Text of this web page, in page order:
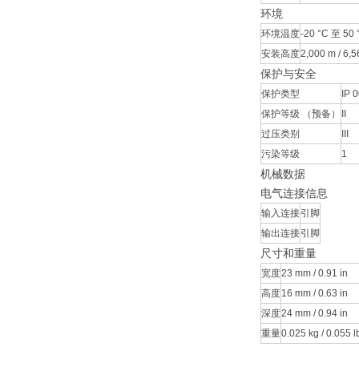
环境
环境温度-20 °C 至 50
安装高度2,000 m /
保护与安全
保护类型
IP
保护等级 （预备）
过压类别
污染等级
1
机械数据
电气连接信息
输入连接引脚
输出连接引脚
尺寸和重量
宽度23 mm / 0.91 in
高度16 mm / 0.63 in
深度24 mm / 0.94 in
重量0.025 kg / 0.055